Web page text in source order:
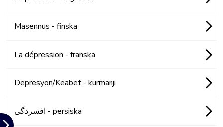
Masennus - finska
La dépression - franska
Depresyon/Keabet - kurmanji
افسردگی - persiska